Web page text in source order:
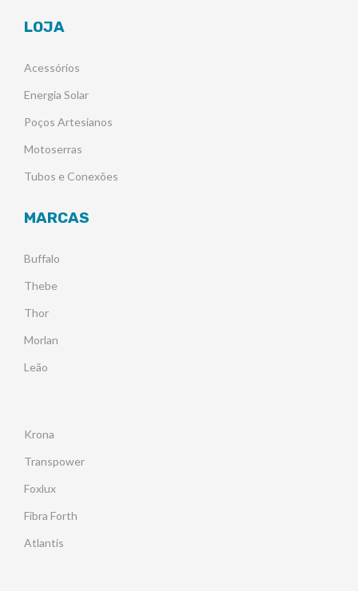
LOJA
Acessórios
Energia Solar
Poços Artesianos
Motoserras
Tubos e Conexões
MARCAS
Buffalo
Thebe
Thor
Morlan
Leão
Krona
Transpower
Foxlux
Fibra Forth
Atlantis